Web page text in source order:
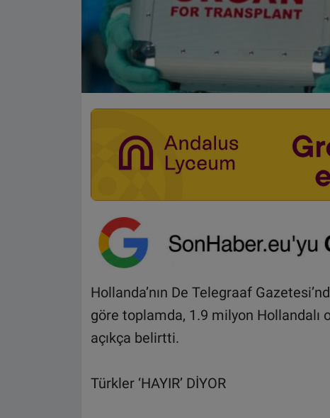
Hollanda’nın De Telegraaf
göre toplamda, 1.9 milyon Hollandalı
açıkça belirtti.
Türkler ‘HAYIR’ DİYOR